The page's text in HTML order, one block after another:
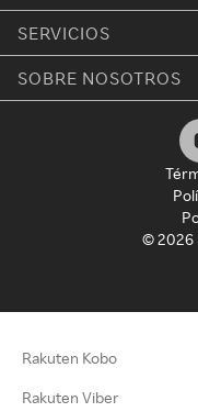
SERVICIOS
SOBRE NOSOTROS
© 2026
Rakuten Kobo
Rakuten Viber